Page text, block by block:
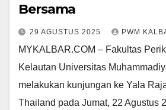
Bersama
29 AGUSTUS 2025 PWM
MYKALBAR.COM – Fakultas
Kelautan Universitas
melakukan kunjungan ke Yala
Thailand pada Jumat, 22 Agustus